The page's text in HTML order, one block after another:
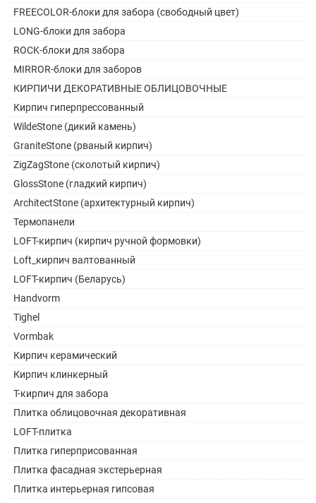
FREECOLOR-блоки для забора (свободный цвет)
LONG-блоки для забора
ROCK-блоки для забора
MIRROR-блоки для заборов
КИРПИЧИ ДЕКОРАТИВНЫЕ ОБЛИЦОВОЧНЫЕ
Кирпич гиперпрессованный
WildeStone (дикий камень)
GraniteStone (рваный кирпич)
ZigZagStone (сколотый кирпич)
GlossStone (гладкий кирпич)
ArchitectStone (архитектурный кирпич)
Термопанели
LOFT-кирпич (кирпич ручной формовки)
Loft_кирпич валтованный
LOFT-кирпич (Беларусь)
Handvorm
Tighel
Vormbak
Кирпич керамический
Кирпич клинкерный
Т-кирпич для забора
Плитка облицовочная декоративная
LOFT-плитка
Плитка гиперприсованная
Плитка фасадная экстерьерная
Плитка интерьерная гипсовая